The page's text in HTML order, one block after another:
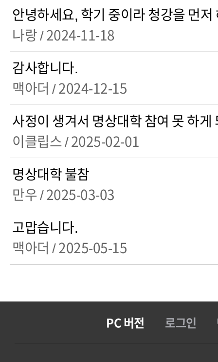
안녕하세요, 학기 중이라 청강을 먼저
나랑 / 2024-11-18
감사합니다.
맥아더 / 2024-12-15
사정이 생겨서 명상대학 참여 못 하게
이클립스 / 2025-02-01
명상대학 불참
만우 / 2025-03-03
고맙습니다.
맥아더 / 2025-05-15
PC 버전 로그인